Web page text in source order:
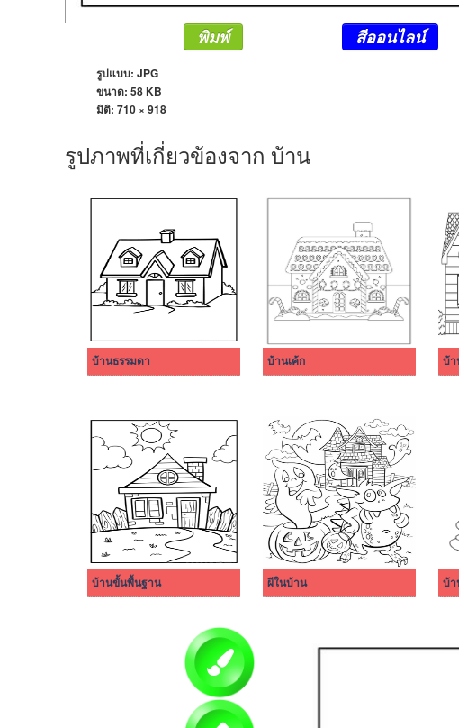
พิมพ์ สีออนไลน์
รูปแบบ: JPG
ขนาด: 58 KB
มิติ: 710 × 918
รูปภาพที่เกี่ยวข้องจาก บ้าน
บ้านธรรมดา บ้านเค้ก บ้า
บ้านขั้นพื้นฐาน ผีในบ้าน บ้า